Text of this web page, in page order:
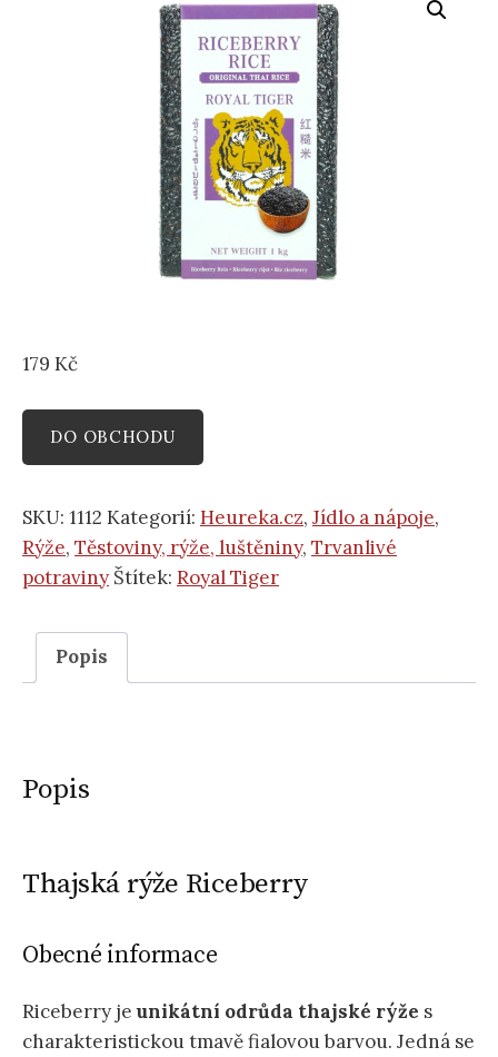
179 Kč
DO OBCHODU
SKU: 1112 Kategorií: Heureka.cz, Jídlo a nápoje,
Rýže, Těstoviny, rýže, luštěniny, Trvanlivé
potraviny Štítek: Royal Tiger
Popis
Popis
Thajská rýže Riceberry
Obecné informace
Riceberry jeunikátní odrůda thajské rýže s
charakteristickou tmavě fialovou barvou. Jedná se